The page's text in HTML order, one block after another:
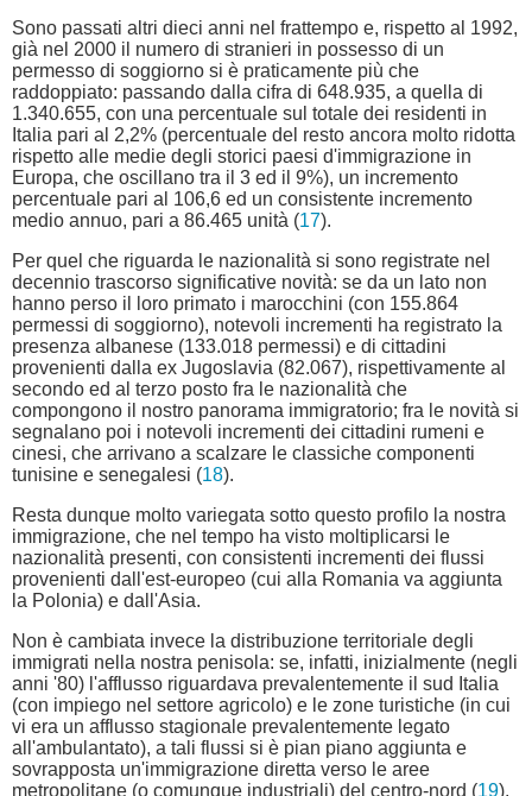
Sono passati altri dieci anni nel frattempo e, rispetto al 1992,
già nel 2000 il numero di stranieri in possesso di un
permesso di soggiorno si è praticamente più che
raddoppiato: passando dalla cifra di 648.935, a quella di
1.340.655, con una percentuale sul totale dei residenti in
Italia pari al 2,2% (percentuale del resto ancora molto ridotta
rispetto alle medie degli storici paesi d'immigrazione in
Europa, che oscillano tra il 3 ed il 9%), un incremento
percentuale pari al 106,6 ed un consistente incremento
medio annuo, pari a 86.465 unità (17).
Per quel che riguarda le nazionalità si sono registrate nel
decennio trascorso significative novità: se da un lato non
hanno perso il loro primato i marocchini (con 155.864
permessi di soggiorno), notevoli incrementi ha registrato la
presenza albanese (133.018 permessi) e di cittadini
provenienti dalla ex Jugoslavia (82.067), rispettivamente al
secondo ed al terzo posto fra le nazionalità che
compongono il nostro panorama immigratorio; fra le novità si
segnalano poi i notevoli incrementi dei cittadini rumeni e
cinesi, che arrivano a scalzare le classiche componenti
tunisine e senegalesi (18).
Resta dunque molto variegata sotto questo profilo la nostra
immigrazione, che nel tempo ha visto moltiplicarsi le
nazionalità presenti, con consistenti incrementi dei flussi
provenienti dall'est-europeo (cui alla Romania va aggiunta
la Polonia) e dall'Asia.
Non è cambiata invece la distribuzione territoriale degli
immigrati nella nostra penisola: se, infatti, inizialmente (negli
anni '80) l'afflusso riguardava prevalentemente il sud Italia
(con impiego nel settore agricolo) e le zone turistiche (in cui
vi era un afflusso stagionale prevalentemente legato
all'ambulantato), a tali flussi si è pian piano aggiunta e
sovrapposta un'immigrazione diretta verso le aree
metropolitane (o comunque industriali) del centro-nord (19).